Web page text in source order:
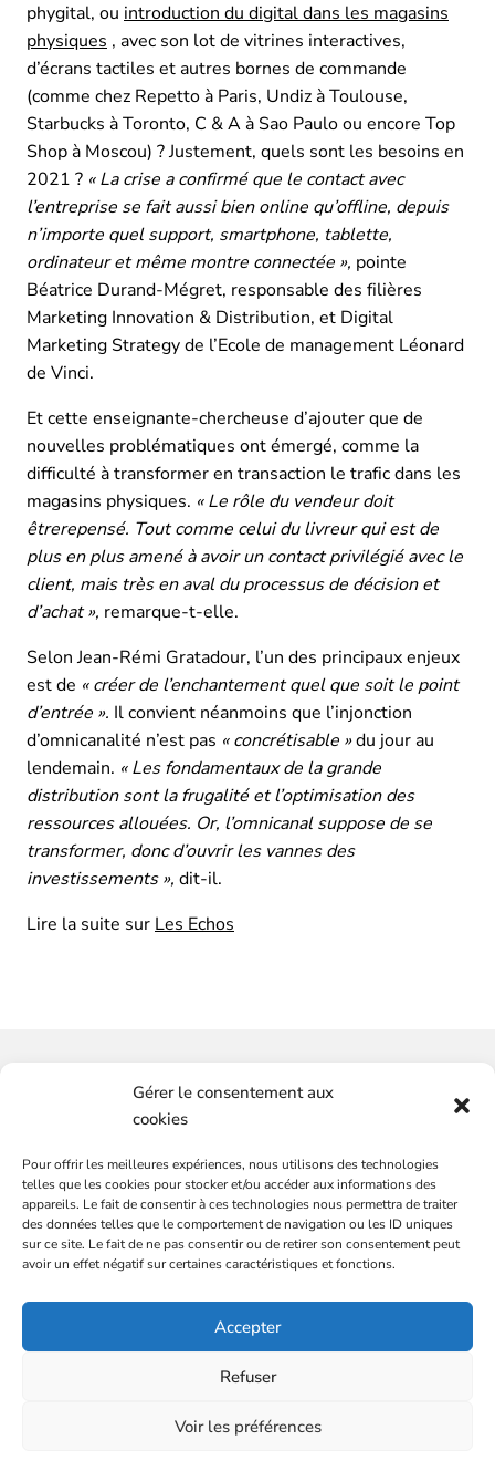
Gérer le consentement aux
cookies
Pour offrir les meilleures expériences, nous utilisons des technologies
telles que les cookies pour stocker et/ou accéder aux informations des
appareils. Le fait de consentir à ces technologies nous permettra de traiter
des données telles que le comportement de navigation ou les ID uniques
sur ce site. Le fait de ne pas consentir ou de retirer son consentement peut
avoir un effet négatif sur certaines caractéristiques et fonctions.
Accepter
Refuser
Voir les préférences
SERVICES
Plateformes de marques
Audit communication et commercial
Conseils et stratégies, média et communication
BLOG
phygital, ou introduction du digital dans les magasins
physiques , avec son lot de vitrines interactives,
d’écrans tactiles et autres bornes de commande
(comme chez Repetto à Paris, Undiz à Toulouse,
Starbucks à Toronto, C & A à Sao Paulo ou encore Top
Shop à Moscou) ? Justement, quels sont les besoins en
2021 ? « La crise a confirmé que le contact avec
l’entreprise se fait aussi bien online qu’offline, depuis
n’importe quel support, smartphone, tablette,
ordinateur et même montre connectée », pointe
Béatrice Durand-Mégret, responsable des filières
Marketing Innovation & Distribution, et Digital
Marketing Strategy de l’Ecole de management Léonard
de Vinci.
Et cette enseignante-chercheuse d’ajouter que de
nouvelles problématiques ont émergé, comme la
difficulté à transformer en transaction le trafic dans les
magasins physiques. « Le rôle du vendeur doit
êtrerepensé. Tout comme celui du livreur qui est de
plus en plus amené à avoir un contact privilégié avec le
client, mais très en aval du processus de décision et
d’achat », remarque-t-elle.
Selon Jean-Rémi Gratadour, l’un des principaux enjeux
est de « créer de l’enchantement quel que soit le point
d’entrée ». Il convient néanmoins que l’injonction
d’omnicanalité n’est pas « concrétisable »du jour au
lendemain. « Les fondamentaux de la grande
distribution sont la frugalité et l’optimisation des
ressources allouées. Or, l’omnicanal suppose de se
transformer, donc d’ouvrir les vannes des
investissements », dit-il.
Lire la suite sur Les Echos
Vous souhaitez-avoir plus
d'informations ?
CONTACTEZ-NOUS
©Copyright 2026 Olivier Robert.
Mentions légales
Politique de confidentialité
Partenaire : Sacrés Français